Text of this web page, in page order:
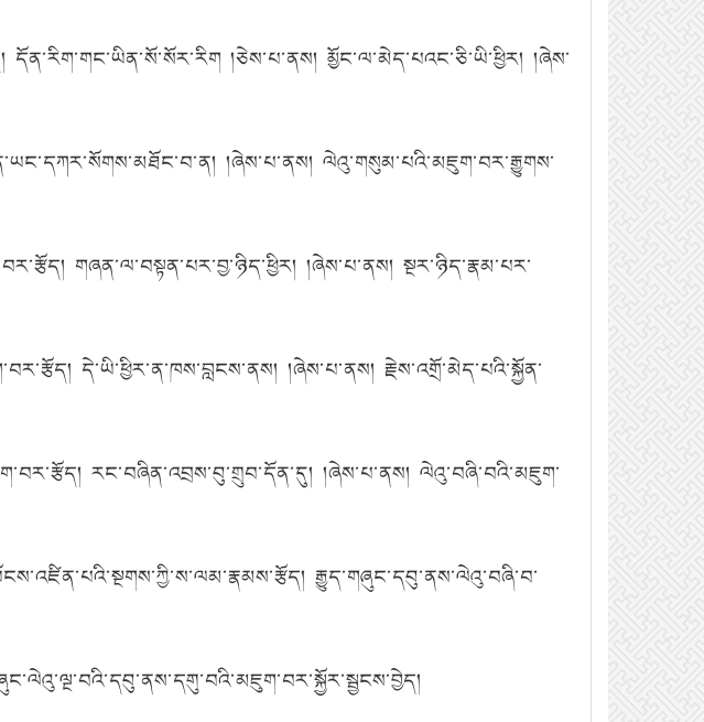
།ཅེས་པ་ནས། མྱོང་ལ་མེད་པའང་ཅི་ཡི་ཕྱིར། །ཞེས་
།ཞེས་པ་ནས། ལེའུ་གསུམ་པའི་མཇུག་བར་རྒྱུགས་
གཞན་ལ་བསྟན་པར་བྱ་ཉིད་ཕྱིར། །ཞེས་པ་ནས། སྔར་ཉིད་རྣམ་པར་
དེ་ཡི་ཕྱིར་ན་ཁས་བླངས་ནས། །ཞེས་པ་ནས། རྗེས་འགྲོ་མེད་པའི་སྐྱོན་
རང་བཞིན་འབྲས་བུ་གྲུབ་དོན་དུ། །ཞེས་པ་ནས། ལེའུ་བཞི་བའི་མཇུག་
རྒྱུད་གཞུང་དབུ་ནས་ལེའུ་བཞི་བ་